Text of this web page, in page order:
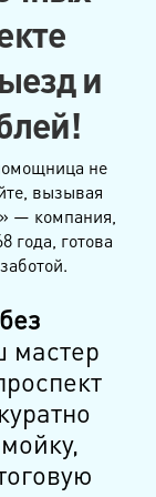
и
не
вызывая
— компания,
года, готова